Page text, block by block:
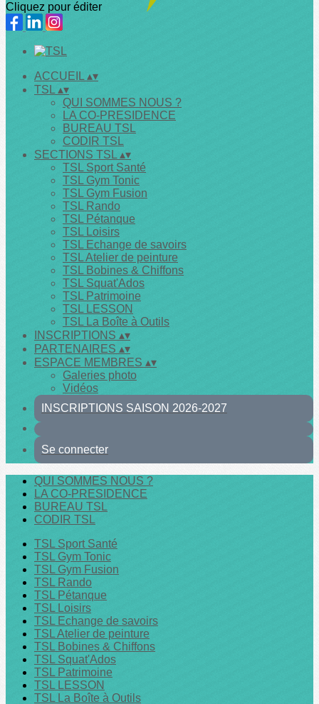
Cliquez pour éditer
ACCUEIL ▴▾
TSL ▴▾
QUI SOMMES NOUS ?
LA CO-PRESIDENCE
BUREAU TSL
CODIR TSL
SECTIONS TSL ▴▾
TSL Sport Santé
TSL Gym Tonic
TSL Gym Fusion
TSL Rando
TSL Pétanque
TSL Loisirs
TSL Echange de savoirs
TSL Atelier de peinture
TSL Bobines & Chiffons
TSL Squat'Ados
TSL Patrimoine
TSL LESSON
TSL La Boîte à Outils
INSCRIPTIONS ▴▾
PARTENAIRES ▴▾
ESPACE MEMBRES ▴▾
Galeries photo
Vidéos
INSCRIPTIONS SAISON 2026-2027
Se connecter
QUI SOMMES NOUS ?
LA CO-PRESIDENCE
BUREAU TSL
CODIR TSL
TSL Sport Santé
TSL Gym Tonic
TSL Gym Fusion
TSL Rando
TSL Pétanque
TSL Loisirs
TSL Echange de savoirs
TSL Atelier de peinture
TSL Bobines & Chiffons
TSL Squat'Ados
TSL Patrimoine
TSL LESSON
TSL La Boîte à Outils